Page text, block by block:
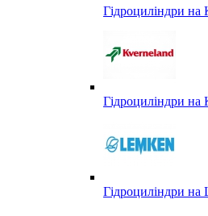
Гідроциліндри на
Гідроциліндри на
Гідроциліндри на